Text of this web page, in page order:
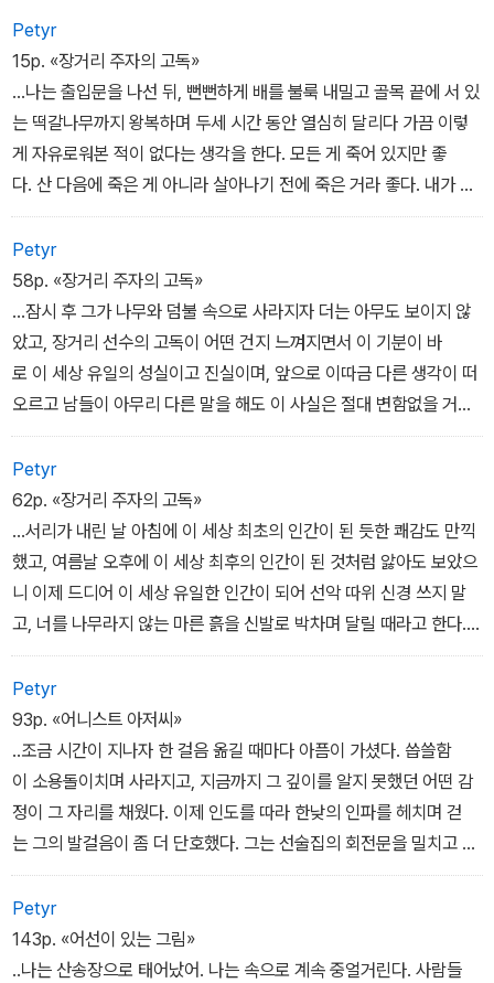
스미스의 달리기 실력을 눈여겨본 소년원 원장은 스미스를 전국 크로
스컨트리 대회에 내보내 우승시켜 자신의 명예를 높이려 하지만, 스
미스는 이런 원장을 한심이 여길 뿐이다. 드디어 대회가 열리고 스미
스는 탁월한 달리기 실력으로 모든 선수를 제치지만, 원장과 교양 있
는 자들을 조롱하듯 결승점을 눈앞에 둔 채 달리기를 멈춰버리는
데…….
Petyr
15p. «장거리 주자의 고독»
...나는 출입문을 나선 뒤, 뻔뻔하게 배를 불룩 내밀고 골목 끝에 서 있
는 떡갈나무까지 왕복하며 두세 시간 동안 열심히 달리다 가끔 이렇
게 자유로워본 적이 없다는 생각을 한다. 모든 게 죽어 있지만 좋
다. 산 다음에 죽은 게 아니라 살아나기 전에 죽은 거라 좋다. 내가 보
기에는 그렇다....
Petyr
58p. «장거리 주자의 고독»
...잠시 후 그가 나무와 덤불 속으로 사라지자 더는 아무도 보이지 않
았고, 장거리 선수의 고독이 어떤 건지 느껴지면서 이 기분이 바
로 이 세상 유일의 성실이고 진실이며, 앞으로 이따금 다른 생각이 떠
오르고 남들이 아무리 다른 말을 해도 이 사실은 절대 변함없을 거라
는 생각이 들었다....
Petyr
62p. «장거리 주자의 고독»
...서리가 내린 날 아침에 이 세상 최초의 인간이 된 듯한 쾌감도 만끽
했고, 여름날 오후에 이 세상 최후의 인간이 된 것처럼 앓아도 보았으
니 이제 드디어 이 세상 유일한 인간이 되어 선악 따위 신경 쓰지 말
고, 너를 나무라지 않는 마른 흙을 신발로 박차며 달릴 때라고 한다....
Petyr
93p. «어니스트 아저씨»
..조금 시간이 지나자 한 걸음 옮길 때마다 아픔이 가셨다. 씁쓸함
이 소용돌이치며 사라지고, 지금까지 그 깊이를 알지 못했던 어떤 감
정이 그 자리를 채웠다. 이제 인도를 따라 한낮의 인파를 헤치며 걷
는 그의 발걸음이 좀 더 단호했다. 그는 선술집의 회전문을 밀치고 바
글바글 시끄러운 바 쪽으로 걸어가며, 이제 아무것도 상관없는 사람
처럼 맥주병만 뚫어져라 바라보았다. 그것은 이 세상에 단 하나뿐이
고 가장 훌륭한 망각의 세계로 그를 인도할, 아름답고 치명적인 덫이
었다.
Petyr
143p. «어선이 있는 그림»
..나는 산송장으로 태어났어. 나는 속으로 계속 중얼거린다. 사람들